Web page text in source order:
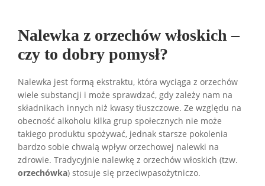
4-5 świeżych fig
100 g sera feta
1/2 szklanki orzechów włoskich
2 łyżki oliwy z oliwek (lub innego oleju
roślinnego... może z orzechów włoskich?)
1 łyżka miodu
1 łyżeczka soku z cytryny
sól i pieprz do smaku
Nalewka z orzechów włoskich –
czy to dobry pomysł?
Nalewka jest formą ekstraktu, która wyciąga z orzechów
wiele substancji i może sprawdzać, gdy zależy nam na
składnikach innych niż kwasy tłuszczowe. Ze względu na
obecność alkoholu kilka grup społecznych nie może
takiego produktu spożywać, jednak starsze pokolenia
bardzo sobie chwalą wpływ orzechowej nalewki na
zdrowie. Tradycyjnie nalewkę z orzechów włoskich (tzw.
orzechówka) stosuje się przeciwpasożytniczo.